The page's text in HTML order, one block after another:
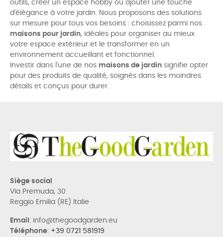
outils, créer un espace hobby ou ajouter une touche
d'élégance à votre jardin. Nous proposons des solutions
sur mesure pour tous vos besoins : choisissez parmi nos
maisons pour jardin, idéales pour organiser au mieux
votre espace extérieur et le transformer en un
environnement accueillant et fonctionnel.
Investir dans l'une de nos maisons de jardin signifie opter
pour des produits de qualité, soignés dans les moindres
détails et conçus pour durer.
Siège social
Via Premuda, 30
Reggio Emilia (RE) Italie
Email : info@thegoodgarden.eu
Téléphone: +39 0721 581919